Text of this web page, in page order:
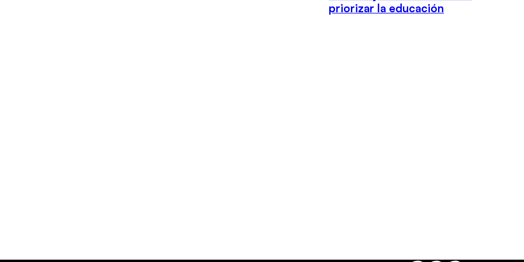
priorizar la educación